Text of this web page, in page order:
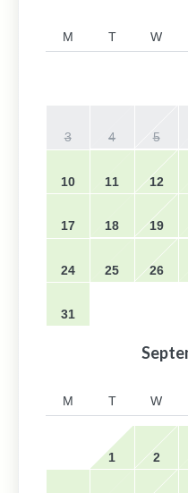
M T W
3 4 5
10 11 12
17 18 19
24 25 26
31
M T W
1 2